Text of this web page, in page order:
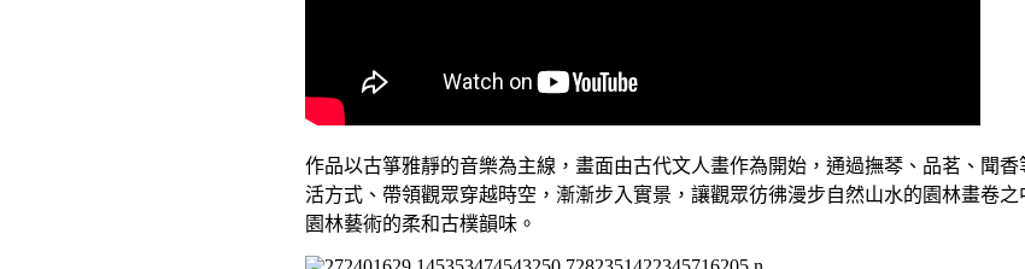
作品以古箏雅靜的音樂為主線，畫面由古代文人畫作為開始，通過撫琴、品茗、聞香
活方式、帶領觀眾穿越時空，漸漸步入實景，讓觀眾彷彿漫步自然山水的園林畫卷
園林藝術的柔和古樸韻味。